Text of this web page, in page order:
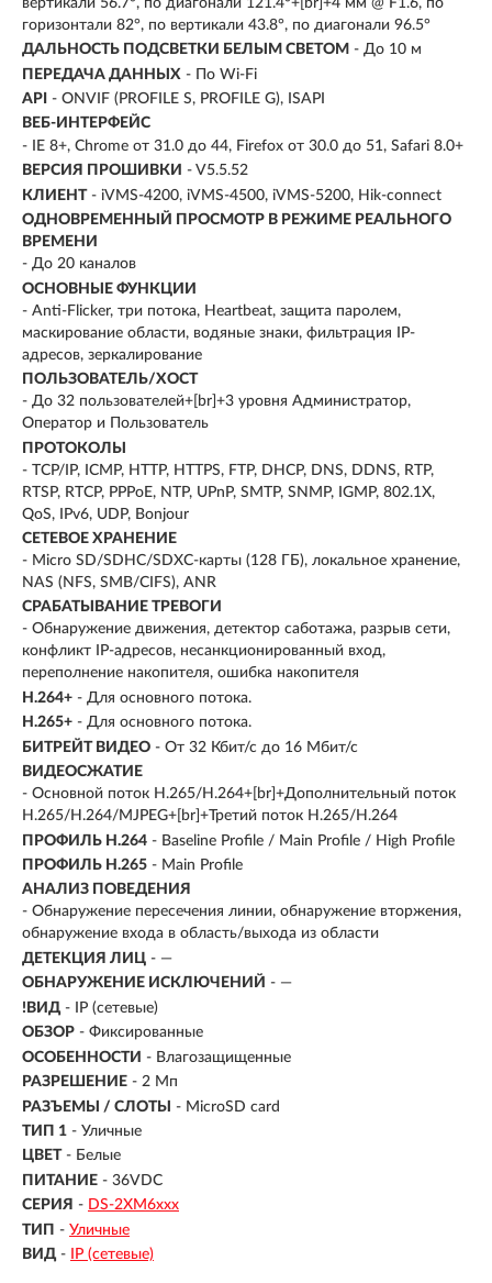
горизонтали 82°, по вертикали 43.8°, по диагонали 96.5°
ДАЛЬНОСТЬ ПОДСВЕТКИ БЕЛЫМ СВЕТОМ - До 10 м
ПЕРЕДАЧА ДАННЫХ - По Wi-Fi
API
- ONVIF (PROFILE S, PROFILE G), ISAPI
ВЕБ-ИНТЕРФЕЙС
- IE 8+, Chrome от 31.0 до 44, Firefox от 30.0 до 51, Safari 8.0+
ВЕРСИЯ ПРОШИВКИ - V5.5.52
КЛИЕНТ - iVMS-4200, iVMS-4500, iVMS-5200, Hik-connect
ОДНОВРЕМЕННЫЙ ПРОСМОТР В РЕЖИМЕ РЕАЛЬНОГО
ВРЕМЕНИ
- До 20 каналов
ОСНОВНЫЕ ФУНКЦИИ
- Anti-Flicker, три потока, Heartbeat, защита паролем,
маскирование области, водяные знаки, фильтрация IP-
адресов, зеркалирование
ПОЛЬЗОВАТЕЛЬ/ХОСТ
- До 32 пользователей+[br]+3 уровня Администратор,
Оператор и Пользователь
ПРОТОКОЛЫ
- TCP/IP, ICMP, HTTP, HTTPS, FTP, DHCP, DNS, DDNS, RTP,
RTSP, RTCP, PPPoE, NTP, UPnP, SMTP, SNMP, IGMP, 802.1X,
QoS, IPv6, UDP, Bonjour
СЕТЕВОЕ ХРАНЕНИЕ
- Micro SD/SDHC/SDXC-карты (128 ГБ), локальное хранение,
NAS (NFS, SMB/CIFS), ANR
СРАБАТЫВАНИЕ ТРЕВОГИ
- Обнаружение движения, детектор саботажа, разрыв сети,
конфликт IP-адресов, несанкционированный вход,
переполнение накопителя, ошибка накопителя
H.264+ - Для основного потока.
H.265+ - Для основного потока.
БИТРЕЙТ ВИДЕО - От 32 Кбит/с до 16 Мбит/с
ВИДЕОСЖАТИЕ
- Основной поток H.265/H.264+[br]+Дополнительный поток
H.265/H.264/MJPEG+[br]+Третий поток H.265/H.264
ПРОФИЛЬ H.264 - Baseline Profile / Main Profile / High Profile
ПРОФИЛЬ H.265 - Main Profile
АНАЛИЗ ПОВЕДЕНИЯ
- Обнаружение пересечения линии, обнаружение вторжения,
обнаружение входа в область/выхода из области
ДЕТЕКЦИЯ ЛИЦ - —
ОБНАРУЖЕНИЕ ИСКЛЮЧЕНИЙ - —
!ВИД - IP (сетевые)
ОБЗОР - Фиксированные
ОСОБЕННОСТИ - Влагозащищенные
РАЗРЕШЕНИЕ - 2 Мп
РАЗЪЕМЫ / СЛОТЫ
- MicroSD card
ТИП 1 - Уличные
ЦВЕТ - Белые
ПИТАНИЕ - 36VDC
СЕРИЯ - DS-2XM6ххх
ТИП - Уличные
ВИД - IP (сетевые)